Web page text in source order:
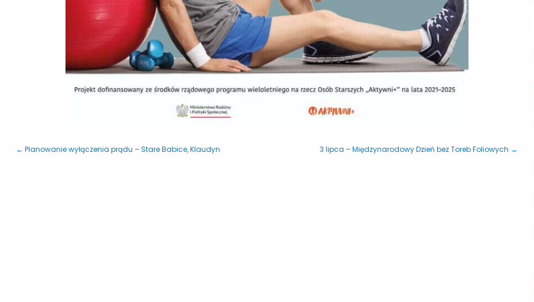
← Planowanie wyłączenia prądu – Stare Babice, Klaudyn 3 lipca – Międzynarodowy Dzień bez Toreb Foliowych →